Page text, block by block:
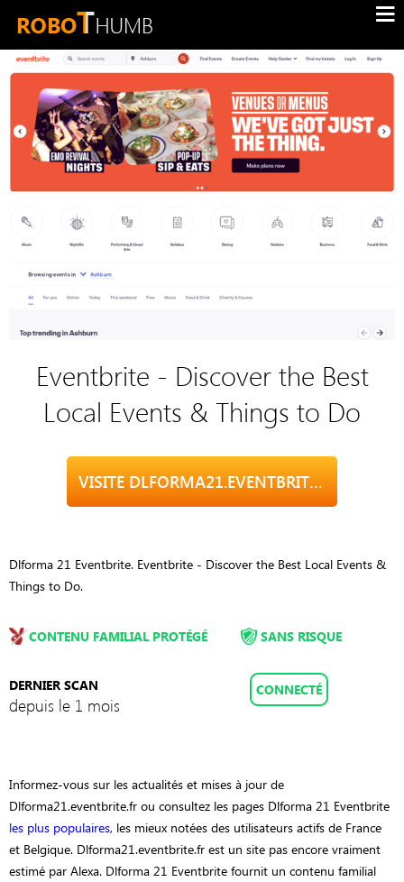
Eventbrite - Discover the Best
Local Events & Things to Do
VISITE DLFORMA21.EVENTBRITE.FR
Dlforma 21 Eventbrite. Eventbrite - Discover the Best Local Events &
Things to Do.
CONTENU FAMILIAL PROTÉGÉ
DERNIER SCAN
depuis le 1 mois
SANS RISQUE
CONNECTÉ
Informez-vous sur les actualités et mises à jour de
Dlforma21.eventbrite.fr ou consultez les pages Dlforma 21 Eventbrite
les plus populaires, les mieux notées des utilisateurs actifs de France
et Belgique. Dlforma21.eventbrite.fr est un site pas encore vraiment
estimé par Alexa. Dlforma 21 Eventbrite fournit un contenu familial